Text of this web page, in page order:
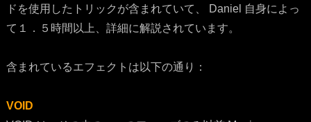
ドを使用したトリックが含まれていて、 Daniel 自身によっ
て１．５時間以上、詳細に解説されています。
含まれているエフェクトは以下の通り：
VOID